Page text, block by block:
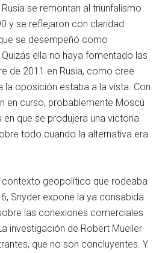
se remontan al triunfalismo
y se reflejaron con claridad
se desempeñó como
ella no haya fomentado las
de 2011 en Rusia, como cree
la oposición estaba a la vista. Con
en curso, probablemente Moscú
en que se produjera una victoria
todo cuando la alternativa era
contexto geopolítico que rodeaba
Snyder expone la ya consabida
las conexiones comerciales
investigación de Robert Mueller
que no son concluyentes. Y